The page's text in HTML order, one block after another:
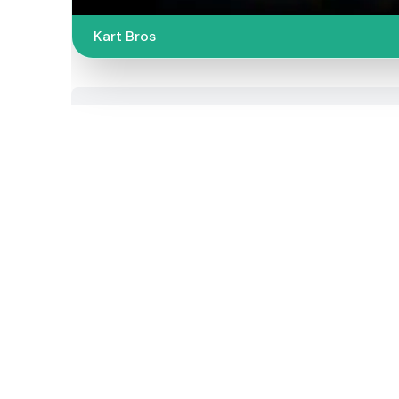
Kart Bros